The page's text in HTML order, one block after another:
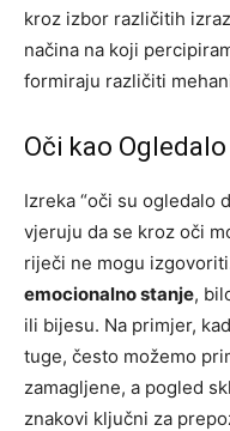
kroz izbor različitih
načina na koji
formiraju različiti
Oči kao Ogledalo
Izreka “oči su ogledalo
vjeruju da se kroz oči
riječi ne mogu
emocionalno stanje,
ili bijesu. Na primjer,
tuge, često možemo
zamagljene, a pogled
znakovi ključni za